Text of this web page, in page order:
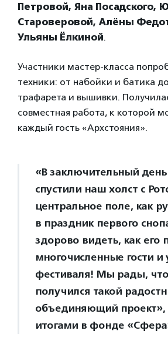
Петровой, Яна Посадского,
Староверовой, Алёны
Ульяны Ёлкиной.
Участники мастер-класса
техники: от набойки и батика
трафарета и вышивки.
совместная работа, к которой
каждый гость «Архстояния».
«В заключительный
спустили наш холст с
центральное поле, как
в праздник первого
здорово видеть, как его
многочисленные гости и
фестиваля! Мы рады,
получился такой
объединяющий
итогами в фонде